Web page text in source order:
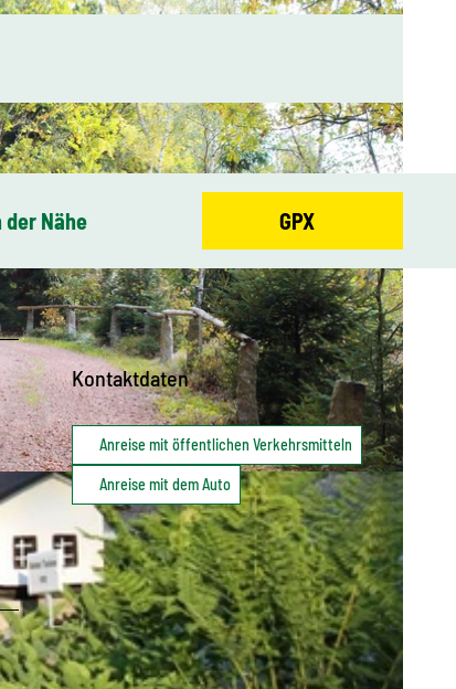
der Nähe GPX
Kontaktdaten
Anreise mit öffentlichen Verkehrsmitteln
Anreise mit dem Auto